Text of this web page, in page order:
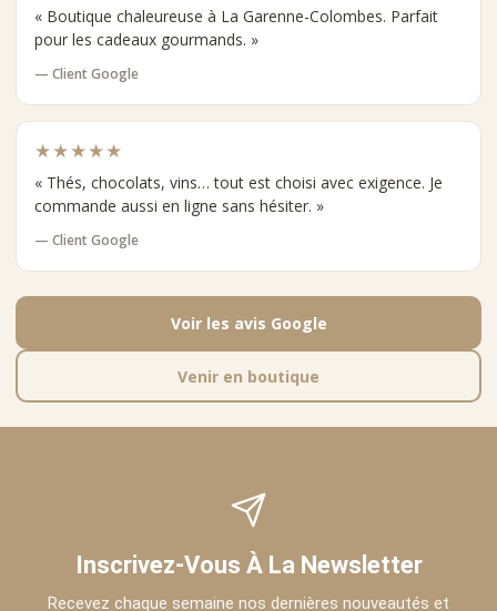
« Boutique chaleureuse à La Garenne-Colombes. Parfait
pour les cadeaux gourmands. »
— Client Google
★★★★★
« Thés, chocolats, vins… tout est choisi avec exigence. Je
commande aussi en ligne sans hésiter. »
— Client Google
Voir les avis Google
Venir en boutique
Inscrivez-Vous À La Newsletter
Recevez chaque semaine nos dernières nouveautés et